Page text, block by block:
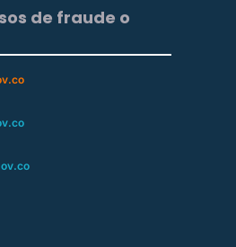
de fraude o